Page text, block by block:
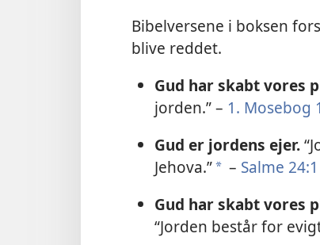
Bibelversene i boksen
blive reddet.
Gud har skabt vores
jorden.” – 1. Mosebog
Gud er jordens ejer.
Jehova.”a – Salme 24:1
Gud har skabt vores
“Jorden består for